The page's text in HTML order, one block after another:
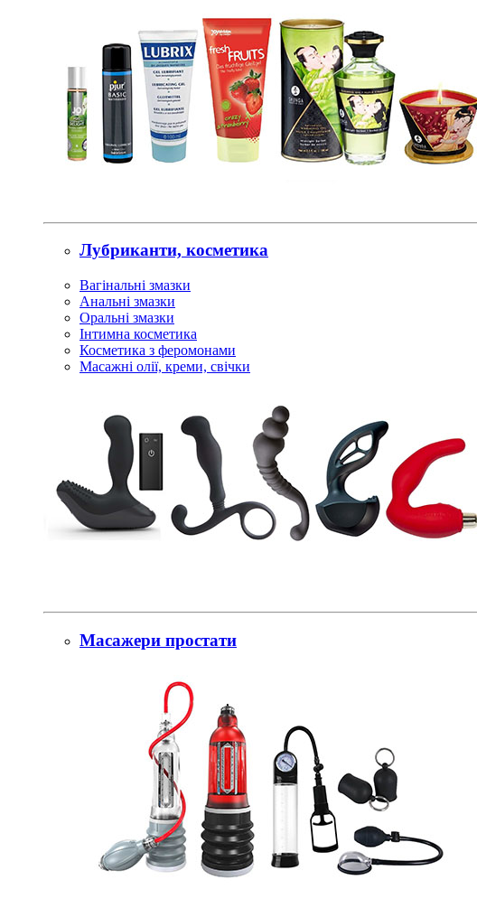
Лубриканти, косметика
Вагінальні змазки
Анальні змазки
Оральні змазки
Інтимна косметика
Косметика з феромонами
Масажні олії, креми, свічки
Масажери простати